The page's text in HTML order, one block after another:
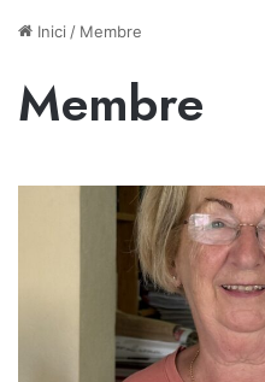
Inici / Membre
Membre